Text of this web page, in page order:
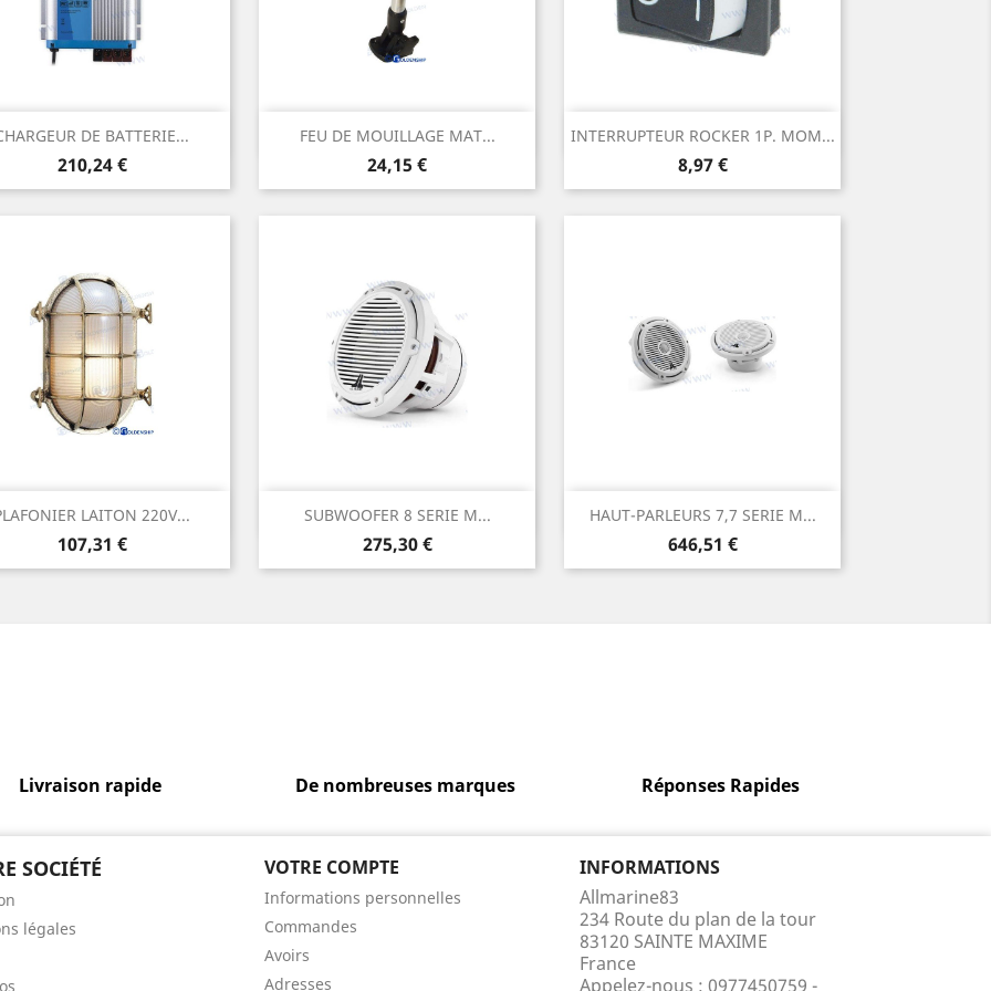
DE BATTERIE...
Prix
210,24 €
Aperçu rapide FEU DE MOUILLAGE MAT...
Prix
24,15 €
Aperçu rapide INTERRUPTEUR ROCKER 1P. MOM...
Prix
8,97 €
Aperçu rapide
LAITON 220V...
Prix
107,31 €
Aperçu rapide SUBWOOFER 8 SERIE M...
Prix
275,30 €
Aperçu rapide HAUT-PARLEURS 7,7 SERIE M...
Prix
646,51 €
Aperçu rapide
Livraison rapide De nombreuses marques Réponses Rapides
SOCIÉTÉ
légales
VOTRE COMPTE
Informations personnelles
Commandes
Avoirs
Adresses
INFORMATIONS
Allmarine83
234 Route du plan de la tour
83120 SAINTE MAXIME
France
Appelez-nous : 0977450759 -